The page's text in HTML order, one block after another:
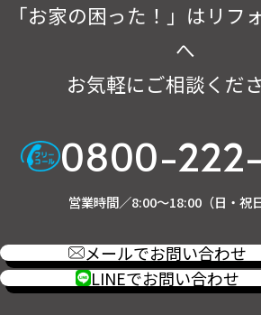
「お家の困った！」はリフ
へ
お気軽にご相談くださ
0800-
営業時間／8:00～18:00（日・祝
メールでお問い合わせ
LINEでお問い合わせ